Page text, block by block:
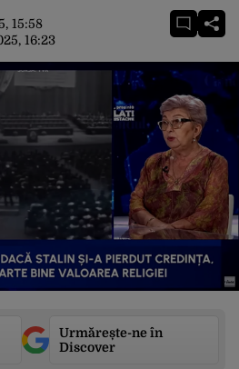
15:58
16:23
Urmărește-ne în
Discover